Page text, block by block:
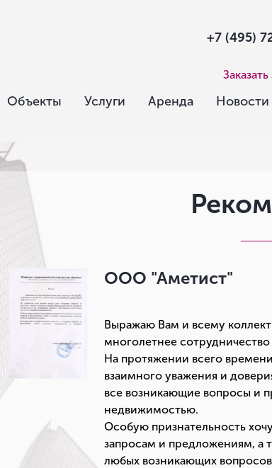
+7 (495)
Объекты Услуги Аренда Новости
ООО "Аметист"
Выражаю Вам и всему
многолетнее
На протяжении всего
взаимного уважения и
все возникающие вопросы и
недвижимостью.
Особую признательность
запросам и предложениям, а
любых возникающих